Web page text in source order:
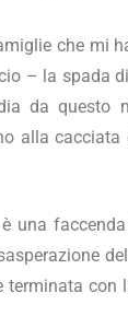
che mi
– la spada
da questo
alla
una